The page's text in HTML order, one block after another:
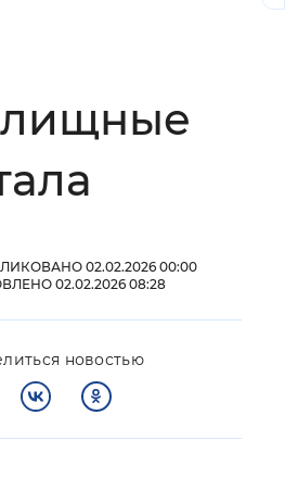
02.02.2026 00:00
02.02.2026 08:28
новостью